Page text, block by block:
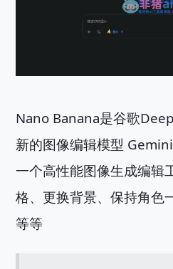
Nano Banana是谷歌
新的图像编辑模型
一个高性能图像生成编辑
格、更换背景、保持角色
等等